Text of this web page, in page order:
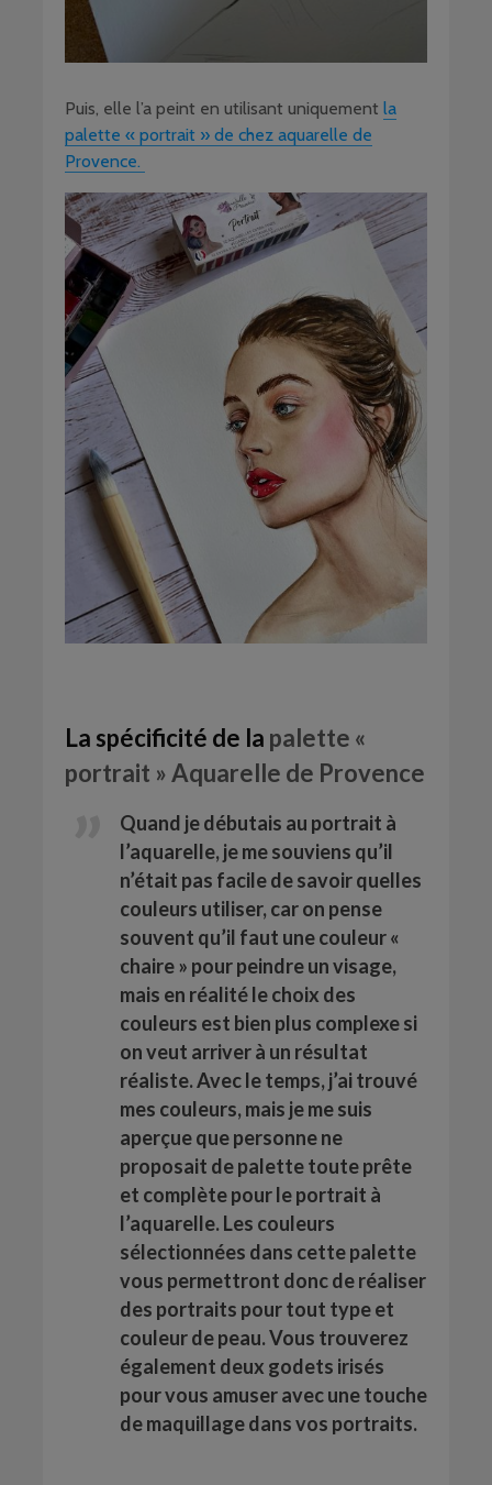
Puis, elle l’a peint en utilisant uniquement la
palette « portrait » de chez aquarelle de
Provence.
La spécificité de la palette «
portrait » Aquarelle de Provence
Quand je débutais au portrait à
l’aquarelle, je me souviens qu’il
n’était pas facile de savoir quelles
couleurs utiliser, car on pense
souvent qu’il faut une couleur «
chaire » pour peindre un visage,
mais en réalité le choix des
couleurs est bien plus complexe si
on veut arriver à un résultat
réaliste. Avec le temps, j’ai trouvé
mes couleurs, mais je me suis
aperçue que personne ne
proposait de palette toute prête
et complète pour le portrait à
l’aquarelle. Les couleurs
sélectionnées dans cette palette
vous permettront donc de réaliser
des portraits pour tout type et
couleur de peau. Vous trouverez
également deux godets irisés
pour vous amuser avec une touche
de maquillage dans vos portraits.